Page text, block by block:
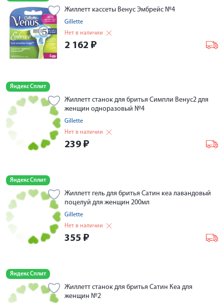
Жиллетт кассеты Венус Эмбрейс №4
Gillette
Нет в наличии
2 162 ₽
Яндекс Сплит
Жиллетт станок для бритья Симпли Венус2 для
женщин одноразовый №4
Gillette
Нет в наличии
239 ₽
Яндекс Сплит
Жиллетт гель для бритья Сатин кеа лавандовый
поцелуй для женщин 200мл
Gillette
Нет в наличии
355 ₽
Яндекс Сплит
Жиллетт станок для бритья Сатин Кеа для
женщин №2